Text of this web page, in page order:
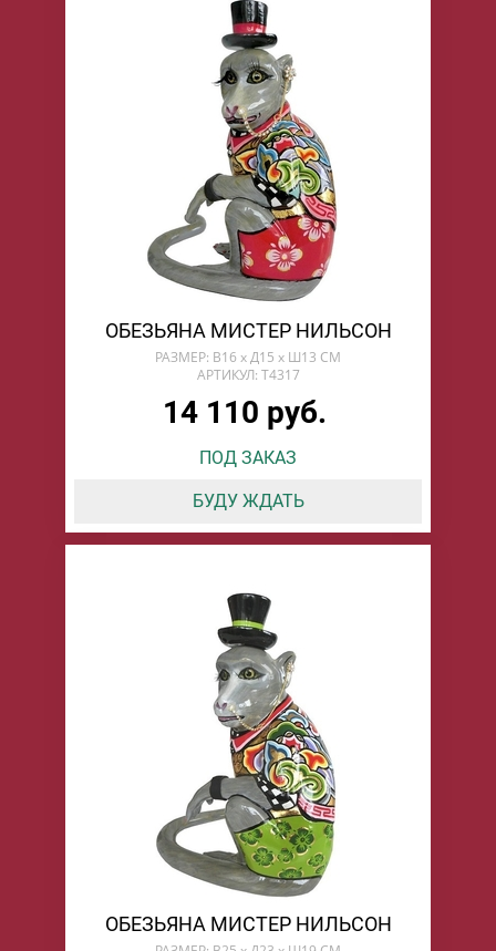
ОБЕЗЬЯНА МИСТЕР НИЛЬСОН
РАЗМЕР: В16 х Д15 х Ш13 СМ
АРТИКУЛ: T4317
14 110 руб.
ПОД ЗАКАЗ
БУДУ ЖДАТЬ
ОБЕЗЬЯНА МИСТЕР НИЛЬСОН